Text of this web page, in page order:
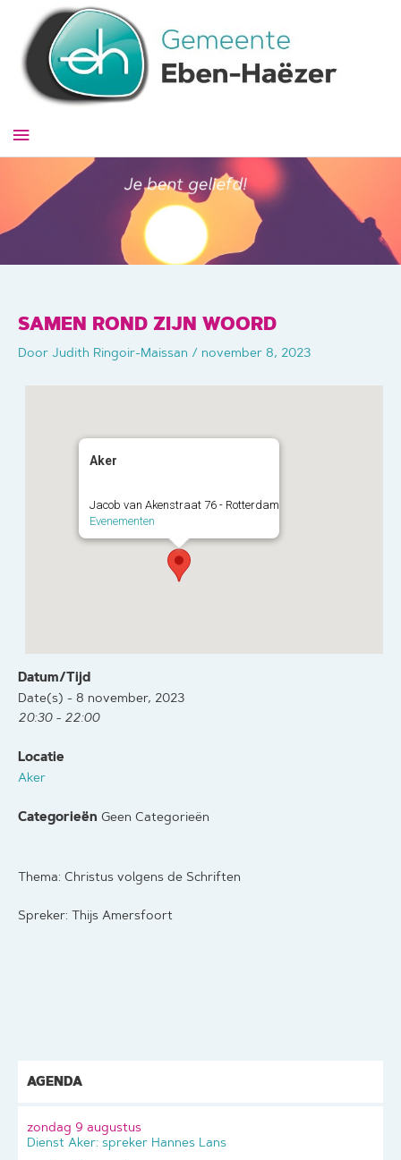
inhoud
Hoofdmenu
SAMEN ROND ZIJN WOORD
Door Judith Ringoir-Maissan / november 8, 2023
Aker
Jacob van Akenstraat 76 - Rotterdam
Evenementen
Datum/Tijd
Date(s) - 8 november, 2023
20:30 - 22:00
Locatie
Aker
Categorieën Geen Categorieën
Thema: Christus volgens de Schriften
Spreker: Thijs Amersfoort
AGENDA
zondag 9 augustus
Dienst Aker: spreker Hannes Lans